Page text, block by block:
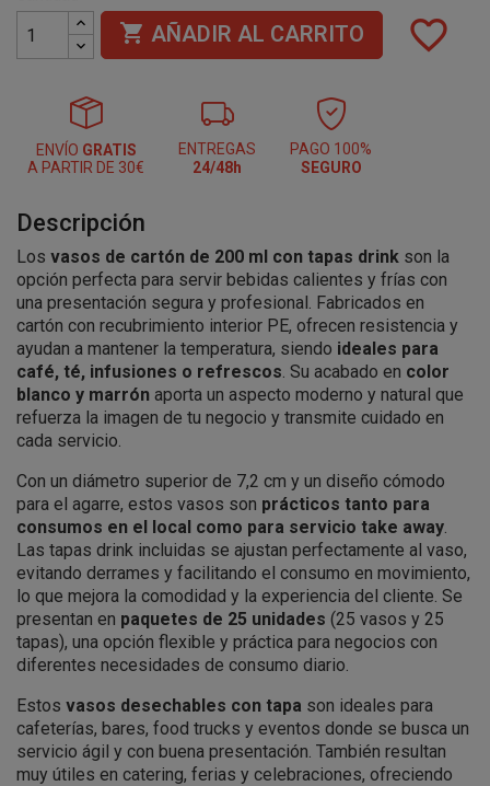
 AÑADIR AL CARRITO favorite_border
ENVÍO GRATIS
A PARTIR DE 30€
ENTREGAS
24/48h
PAGO 100%
SEGURO
Descripción
Los vasos de cartón de 200 ml con tapas drink son la
opción perfecta para servir bebidas calientes y frías con
una presentación segura y profesional. Fabricados en
cartón con recubrimiento interior PE, ofrecen resistencia y
ayudan a mantener la temperatura, siendo ideales para
café, té, infusiones o refrescos. Su acabado en color
blanco y marrón aporta un aspecto moderno y natural que
refuerza la imagen de tu negocio y transmite cuidado en
cada servicio.
Con un diámetro superior de 7,2 cm y un diseño cómodo
para el agarre, estos vasos son prácticos tanto para
consumos en el local como para servicio take away.
Las tapas drink incluidas se ajustan perfectamente al vaso,
evitando derrames y facilitando el consumo en movimiento,
lo que mejora la comodidad y la experiencia del cliente. Se
presentan en paquetes de 25 unidades (25 vasos y 25
tapas), una opción flexible y práctica para negocios con
diferentes necesidades de consumo diario.
Estos vasos desechables con tapa son ideales para
cafeterías, bares, food trucks y eventos donde se busca un
servicio ágil y con buena presentación. También resultan
muy útiles en catering, ferias y celebraciones, ofreciendo